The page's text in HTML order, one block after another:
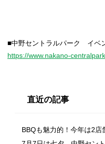
https://www.nakano-
直近の記事
BBQも魅力的！今年は2